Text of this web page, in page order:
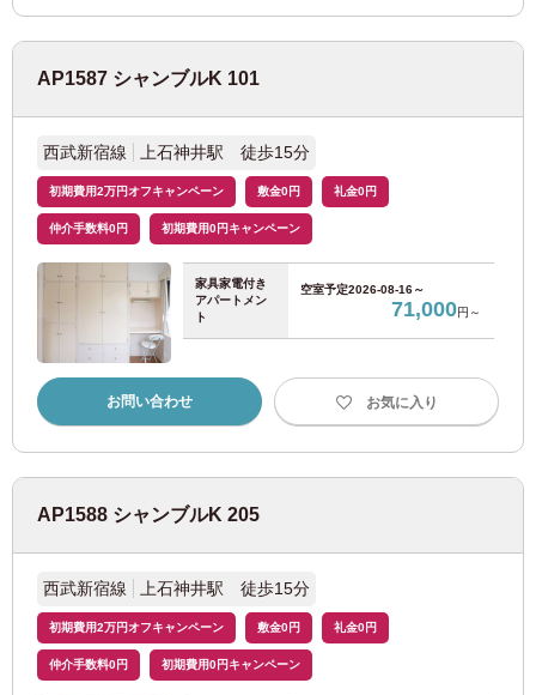
AP1587 シャンブルK 101
西武新宿線 上石神井駅 徒歩15分
初期費用2万円オフキャンペーン 敷金0円 礼金0円
仲介手数料0円 初期費用0円キャンペーン
家具家電付き
アパートメン
ト
空室予定2026-08-16～
71,000円～
お問い合わせ お気に入り
AP1588 シャンブルK 205
西武新宿線 上石神井駅 徒歩15分
初期費用2万円オフキャンペーン 敷金0円 礼金0円
仲介手数料0円 初期費用0円キャンペーン
名古屋市営地下鉄桜通線 (29)
名古屋市営地下鉄鶴舞線 (23)
名古屋市営地下鉄東山線 (40)
名古屋市営地下鉄名城線 (16)
名古屋鉄道
名鉄名古屋本線 (5)
JR東海
JR東日本